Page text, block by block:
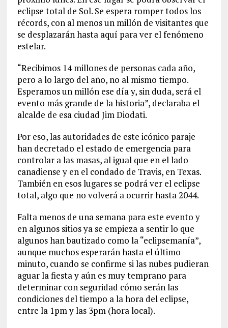
eclipse total de Sol. Se espera romper todos los
récords, con al menos un millón de visitantes que
se desplazarán hasta aquí para ver el fenómeno
estelar.
“Recibimos 14 millones de personas cada año,
pero a lo largo del año, no al mismo tiempo.
Esperamos un millón ese día y, sin duda, será el
evento más grande de la historia”, declaraba el
alcalde de esa ciudad Jim Diodati.
Por eso, las autoridades de este icónico paraje
han decretado el estado de emergencia para
controlar a las masas, al igual que en el lado
canadiense y en el condado de Travis, en Texas.
También en esos lugares se podrá ver el eclipse
total, algo que no volverá a ocurrir hasta 2044.
Falta menos de una semana para este evento y
en algunos sitios ya se empieza a sentir lo que
algunos han bautizado como la “eclipsemanía”,
aunque muchos esperarán hasta el último
minuto, cuando se confirme si las nubes pudieran
aguar la fiesta y aún es muy temprano para
determinar con seguridad cómo serán las
condiciones del tiempo a la hora del eclipse,
entre la 1pm y las 3pm (hora local).